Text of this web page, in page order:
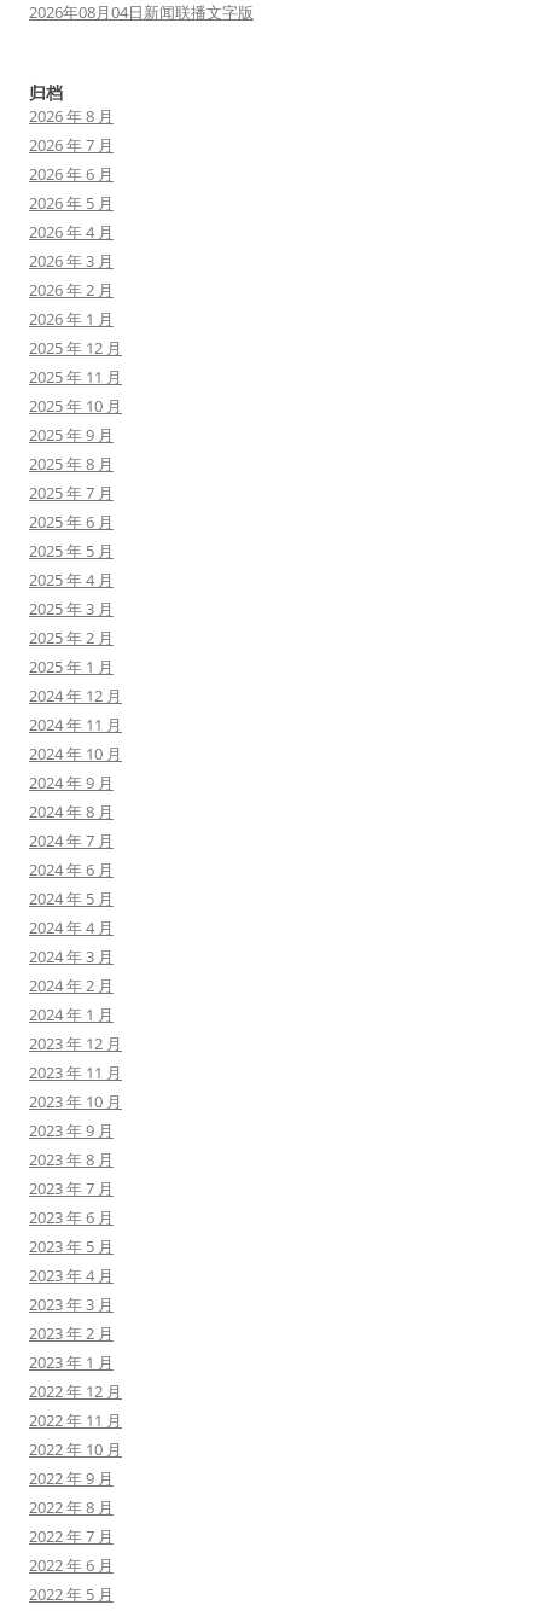
2026年08月04日新闻联播文字版
归档
2026 年 8 月
2026 年 7 月
2026 年 6 月
2026 年 5 月
2026 年 4 月
2026 年 3 月
2026 年 2 月
2026 年 1 月
2025 年 12 月
2025 年 11 月
2025 年 10 月
2025 年 9 月
2025 年 8 月
2025 年 7 月
2025 年 6 月
2025 年 5 月
2025 年 4 月
2025 年 3 月
2025 年 2 月
2025 年 1 月
2024 年 12 月
2024 年 11 月
2024 年 10 月
2024 年 9 月
2024 年 8 月
2024 年 7 月
2024 年 6 月
2024 年 5 月
2024 年 4 月
2024 年 3 月
2024 年 2 月
2024 年 1 月
2023 年 12 月
2023 年 11 月
2023 年 10 月
2023 年 9 月
2023 年 8 月
2023 年 7 月
2023 年 6 月
2023 年 5 月
2023 年 4 月
2023 年 3 月
2023 年 2 月
2023 年 1 月
2022 年 12 月
2022 年 11 月
2022 年 10 月
2022 年 9 月
2022 年 8 月
2022 年 7 月
2022 年 6 月
2022 年 5 月